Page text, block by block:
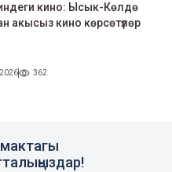
кино: Ысык-Көлдө
акысыз кино көрсөтүлөр
362